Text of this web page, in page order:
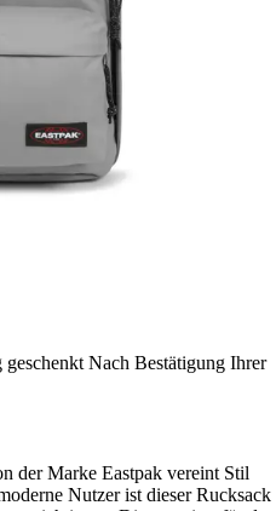
geschenkt Nach Bestätigung Ihrer
der Marke Eastpak vereint Stil
Nutzer ist dieser Rucksack